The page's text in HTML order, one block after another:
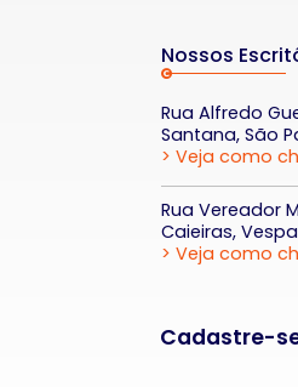
Nossos
Rua Alfredo
Santana, São
> Veja como
Rua Vereador
Caieiras,
> Veja como
Cadastre-